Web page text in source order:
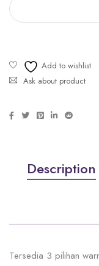
Ask about product
Description
Tersedia 3 pilihan